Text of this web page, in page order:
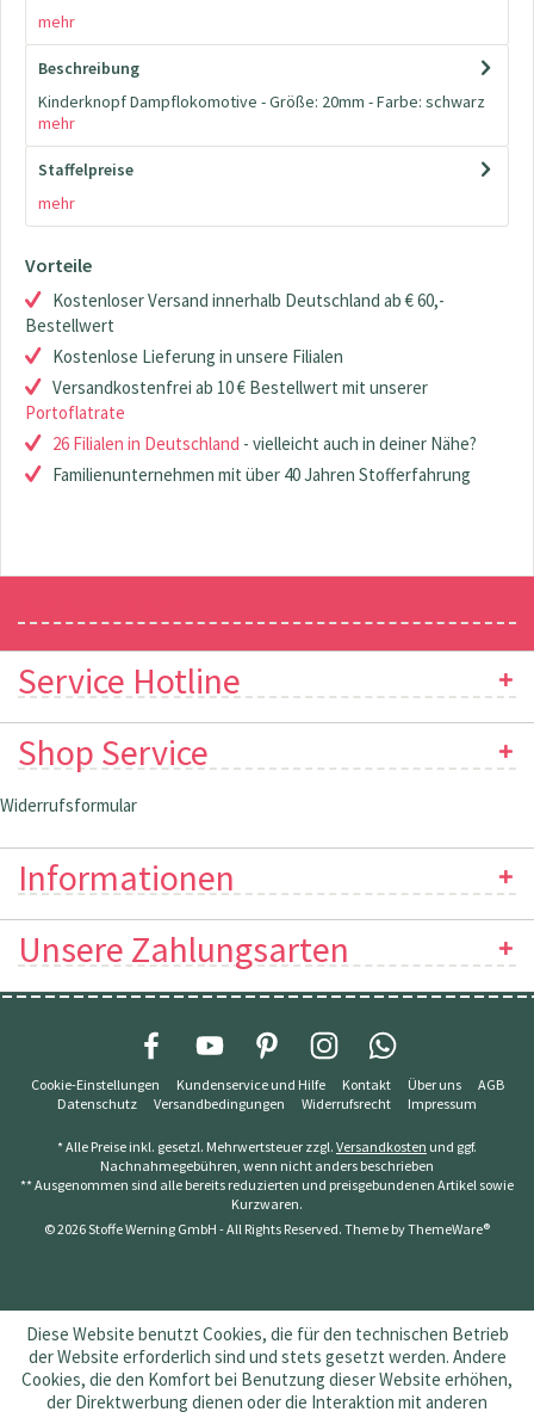
mehr
Beschreibung
Kinderknopf Dampflokomotive - Größe: 20mm - Farbe: schwarz
mehr
Staffelpreise
mehr
Vorteile
Kostenloser Versand innerhalb Deutschland ab € 60,-
Bestellwert
Kostenlose Lieferung in unsere Filialen
Versandkostenfrei ab 10 € Bestellwert mit unserer
Portoflatrate
26 Filialen in Deutschland - vielleicht auch in deiner Nähe?
Familienunternehmen mit über 40 Jahren Stofferfahrung
Service Hotline
Shop Service
Widerrufsformular
Informationen
Unsere Zahlungsarten
Cookie-Einstellungen Kundenservice und Hilfe Kontakt Über uns
AGB
Datenschutz
Versandbedingungen Widerrufsrecht Impressum
* Alle Preise inkl. gesetzl. Mehrwertsteuer zzgl. Versandkosten und ggf.
Nachnahmegebühren, wenn nicht anders beschrieben
** Ausgenommen sind alle bereits reduzierten und preisgebundenen Artikel sowie
Kurzwaren.
© 2026 Stoffe Werning GmbH - All Rights Reserved. Theme byThemeWare®
Diese Website benutzt Cookies, die für den technischen Betrieb
der Website erforderlich sind und stets gesetzt werden. Andere
Cookies, die den Komfort bei Benutzung dieser Website erhöhen,
der Direktwerbung dienen oder die Interaktion mit anderen